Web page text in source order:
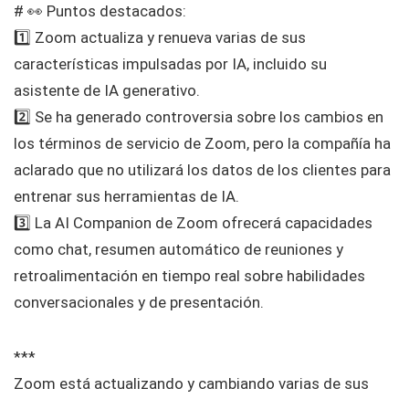
# 👀 Puntos destacados:
1️⃣ Zoom actualiza y renueva varias de sus
características impulsadas por IA, incluido su
asistente de IA generativo.
2️⃣ Se ha generado controversia sobre los cambios en
los términos de servicio de Zoom, pero la compañía ha
aclarado que no utilizará los datos de los clientes para
entrenar sus herramientas de IA.
3️⃣ La AI Companion de Zoom ofrecerá capacidades
como chat, resumen automático de reuniones y
retroalimentación en tiempo real sobre habilidades
conversacionales y de presentación.
***
Zoom está actualizando y cambiando varias de sus